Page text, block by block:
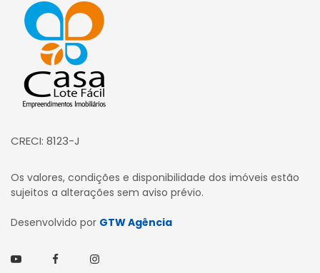
Página inicial
CRECI: 8123-J
Os valores, condições e disponibilidade dos imóveis estão
sujeitos a alterações sem aviso prévio.
Desenvolvido por GTW Agência
YoutubeFacebookInstagram